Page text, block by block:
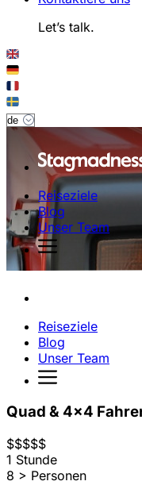
Let’s talk.
Reiseziele
Blog
Unser Team
Reiseziele
Blog
Unser Team
Quad & 4x4
$$$$$
1 Stunde
8 > Personen